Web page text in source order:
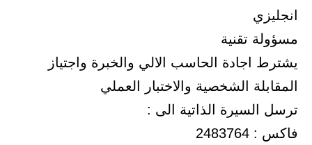
انجليزي
مسؤولة تقنية
يشترط اجادة الحاسب الالي والخبرة واجتياز
المقابلة الشخصية والاختبار العملي
ترسل السيرة الذاتية الى :
فاكس : 2483764